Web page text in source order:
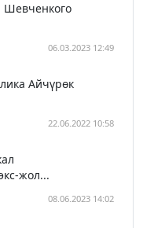
Шевченкого
06.03.2023 12:49
Айчүрөк
22.06.2022 10:58
жол...
08.06.2023 14:02